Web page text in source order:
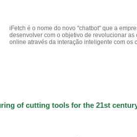
iFetch é o nome do novo "chatbot" que a
desenvolver com o objetivo de revolucionar as
online através da interação inteligente com os
of cutting tools for the 21st